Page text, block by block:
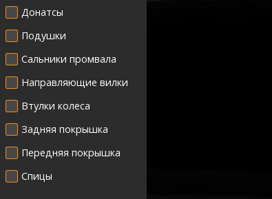
Донатсы
Подушки
Сальники промвала
Направляющие вилки
Втулки колеса
Задняя покрышка
Передняя покрышка
Спицы